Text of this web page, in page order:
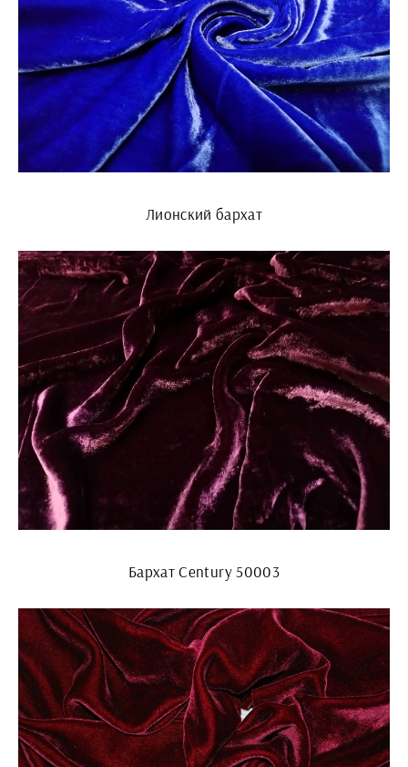
Лионский бархат
Бархат Century 50003